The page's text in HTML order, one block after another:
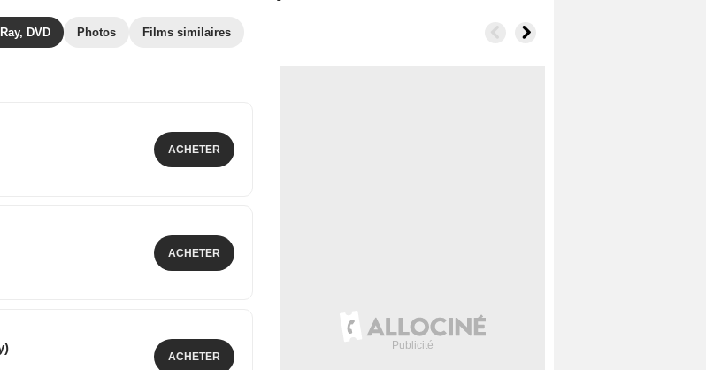
DVD Photos Films similaires
ACHETER
ACHETER
ACHETER